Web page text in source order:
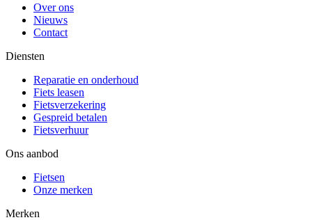
Over ons
Nieuws
Contact
Diensten
Reparatie en onderhoud
Fiets leasen
Fietsverzekering
Gespreid betalen
Fietsverhuur
Ons aanbod
Fietsen
Onze merken
Merken